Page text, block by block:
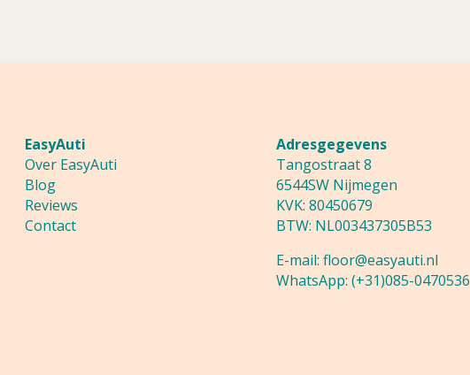
EasyAuti
Over EasyAuti
Blog
Reviews
Contact
Adresgegevens
Tangostraat 8
6544SW Nijmegen
KVK: 80450679
BTW: NL003437305B53
E-mail: floor@easyauti.nl
WhatsApp: (+31)085-0470536